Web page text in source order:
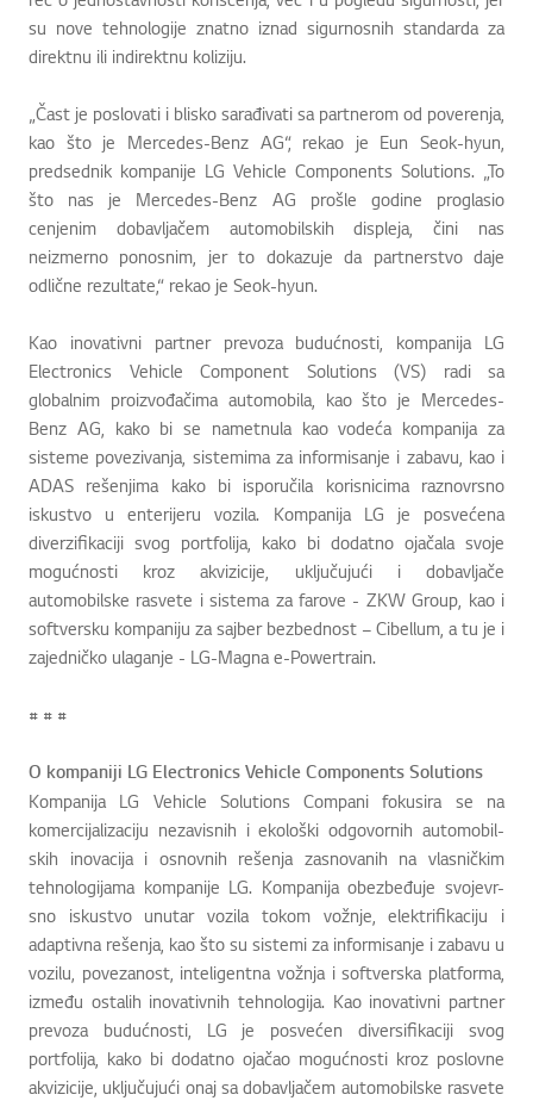
su nove tehnologije znatno iznad sigurnosnih standarda za
direktnu ili indirektnu koliziju.
„Čast je poslovati i blisko sarađivati sa partnerom od poverenja,
kao što je Mercedes-Benz AG“, rekao je Eun Seok-hyun,
predsednik kompanije LG Vehicle Components Solutions. „To
što nas je Mercedes-Benz AG prošle godine proglasio
cenjenim dobavljačem automobilskih displeja, čini nas
neizmerno ponosnim, jer to dokazuje da partnerstvo daje
odlične rezultate,“ rekao je Seok-hyun.
Kao inovativni partner prevoza budućnosti, kompanija LG
Electronics Vehicle Component Solutions (VS) radi sa
globalnim proizvođačima automobila, kao što je Mercedes-
Benz AG, kako bi se nametnula kao vodeća kompanija za
sisteme povezivanja, sistemima za informisanje i zabavu, kao i
ADAS rešenjima kako bi isporučila korisnicima raznovrsno
iskustvo u enterijeru vozila. Kompanija LG je posvećena
diverzifikaciji svog portfolija, kako bi dodatno ojačala svoje
mogućnosti kroz akvizicije, uključujući i dobavljače
automobilske rasvete i sistema za farove - ZKW Group, kao i
softversku kompaniju za sajber bezbednost – Cibellum, a tu je i
zajedničko ulaganje - LG-Magna e-Powertrain.
# # #
O kompaniji LG Electronics Vehicle Components Solutions
Kompanija LG Vehicle Solutions Compani fokusira se na
komercijalizaciju nezavisnih i ekološki odgovornih automobil-
skih inovacija i osnovnih rešenja zasnovanih na vlasničkim
tehnologijama kompanije LG. Kompanija obezbeđuje svojevr-
sno iskustvo unutar vozila tokom vožnje, elektrifikaciju i
adaptivna rešenja, kao što su sistemi za informisanje i zabavu u
vozilu, povezanost, inteligentna vožnja i softverska platforma,
između ostalih inovativnih tehnologija. Kao inovativni partner
prevoza budućnosti, LG je posvećen diversifikaciji svog
portfolija, kako bi dodatno ojačao mogućnosti kroz poslovne
akvizicije, uključujući onaj sa dobavljačem automobilske rasvete